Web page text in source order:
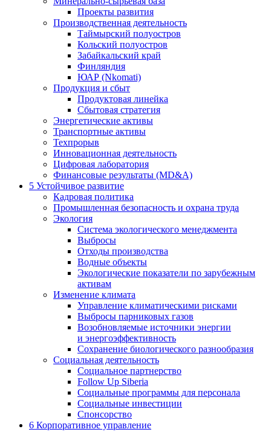
Проекты развития
Производственная деятельность
Таймырский полуостров
Кольский полуостров
Забайкальский край
Финляндия
ЮАР (Nkomati)
Продукция и сбыт
Продуктовая линейка
Сбытовая стратегия
Энергетические активы
Транспортные активы
Техпрорыв
Инновационная деятельность
Цифровая лаборатория
Финансовые результаты (MD&A)
5 Устойчивое развитие
Кадровая политика
Промышленная безопасность и охрана труда
Экология
Система экологического менеджмента
Выбросы
Отходы производства
Водные объекты
Экологические показатели по зарубежным
активам
Изменение климата
Управление климатическими рисками
Выбросы парниковых газов
Возобновляемые источники энергии
и энергоэффективность
Сохранение биологического разнообразия
Социальная деятельность
Социальное партнерство
Follow Up Siberia
Социальные программы для персонала
Социальные инвестиции
Спонсорство
6 Корпоративное управление